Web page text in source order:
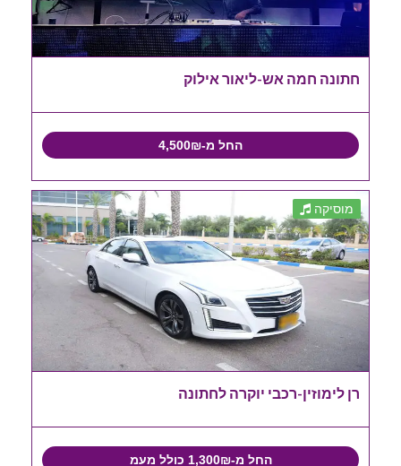
חתונה חמה אש-ליאור אילוק
החל מ-4,500₪
מוסיקה
רן לימוזין-רכבי יוקרה לחתונה
החל מ-1,300₪ כולל מעמ